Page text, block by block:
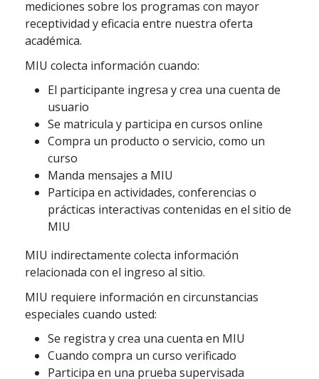
mediciones sobre los programas con mayor
receptividad y eficacia entre nuestra oferta
académica.
MIU colecta información cuando:
El participante ingresa y crea una cuenta de
usuario
Se matricula y participa en cursos online
Compra un producto o servicio, como un
curso
Manda mensajes a MIU
Participa en actividades, conferencias o
prácticas interactivas contenidas en el sitio de
MIU
MIU indirectamente colecta información
relacionada con el ingreso al sitio.
MIU requiere información en circunstancias
especiales cuando usted:
Se registra y crea una cuenta en MIU
Cuando compra un curso verificado
Participa en una prueba supervisada